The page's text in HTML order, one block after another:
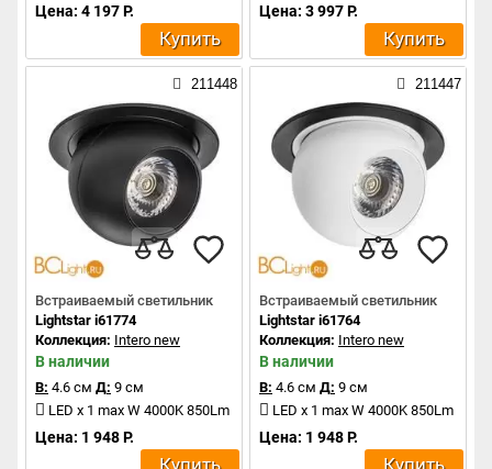
Цена: 4 197 Р.
Купить
Цена: 3 997 Р.
Купить
211448
Встраиваемый светильник
Lightstar i61774
Коллекция: Intero new
В наличии
В: 4.6 см Д: 9 см
LED x 1 max W 4000K 850Lm
Цена: 1 948 Р.
211447
Встраиваемый светильник
Lightstar i61764
Коллекция: Intero new
В наличии
В: 4.6 см Д: 9 см
LED x 1 max W 4000K 850Lm
Цена: 1 948 Р.